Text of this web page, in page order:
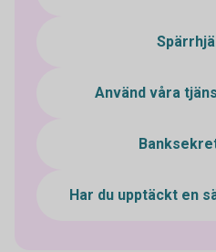
Använd våra
Har du upptäckt en